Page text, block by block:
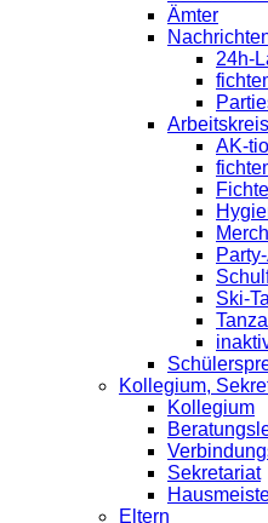
Ämter
24h-
AK-
Ski-
Kollegium,
Kollegium
Sekretariat
Eltern